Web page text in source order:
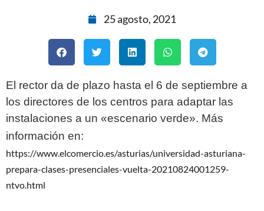
25 agosto, 2021
El rector da de plazo hasta el 6 de septiembre a
los directores de los centros para adaptar las
instalaciones a un «escenario verde». Más
información en:
https://www.elcomercio.es/asturias/universidad-asturiana-
prepara-clases-presenciales-vuelta-20210824001259-
ntvo.html